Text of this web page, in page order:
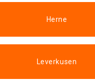
Herne
Leverkusen